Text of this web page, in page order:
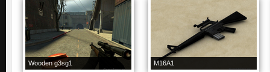
Wooden g3sg1 M16A1